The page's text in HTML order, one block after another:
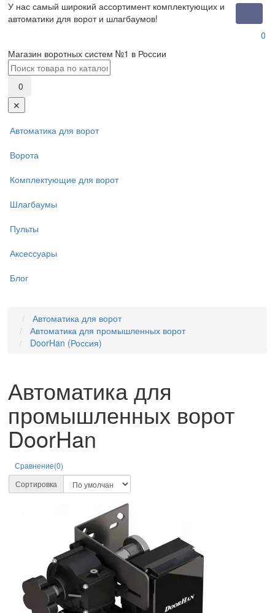
У нас самый широкий ассортимент комплектующих и
автоматики для ворот и шлагбаумов!
0
Магазин воротных систем №1 в России
0
✕
Автоматика для ворот
Ворота
Комплектующие для ворот
Шлагбаумы
Пульты
Аксессуары
Блог
Автоматика для ворот
Автоматика для промышленных ворот
DoorHan (Россия)
Автоматика для
промышленных ворот
DoorHan
Сравнение(0)
Сортировка